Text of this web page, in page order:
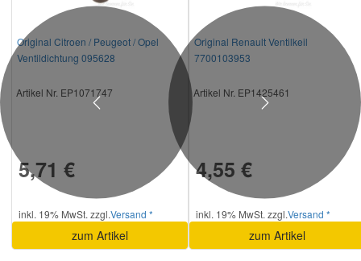
Original Citroen / Peugeot / Opel
Ventildichtung 095628
Artikel Nr. EP1071747
5,71 €
inkl. 19% MwSt. zzgl.Versand *
zum Artikel
Original Renault Ventilkeil
7700103953
Artikel Nr. EP1425461
4,55 €
inkl. 19% MwSt. zzgl.Versand *
zum Artikel
Previous Next